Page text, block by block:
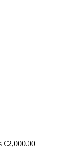
€2,000.00